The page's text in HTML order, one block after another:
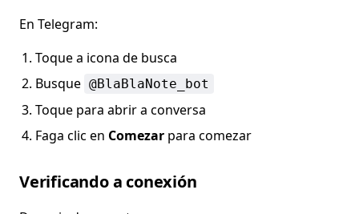
En Telegram:
Toque a icona de busca
Busque @BlaBlaNote_bot
Toque para abrir a conversa
Faga clic en Comezar para comezar
Verificando a conexión